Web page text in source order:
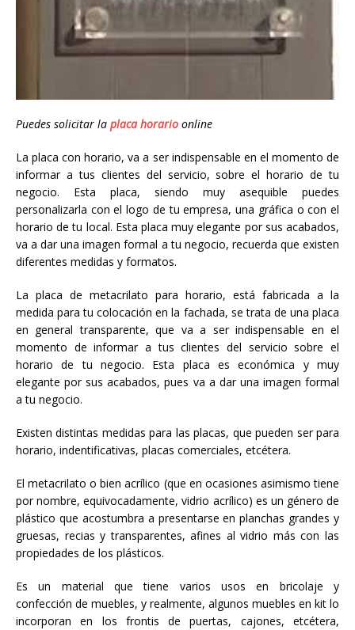
Puedes solicitar la placa horario online
La placa con horario, va a ser indispensable en el momento de
informar a tus clientes del servicio, sobre el horario de tu
negocio. Esta placa, siendo muy asequible puedes
personalizarla con el logo de tu empresa, una gráfica o con el
horario de tu local. Esta placa muy elegante por sus acabados,
va a dar una imagen formal a tu negocio, recuerda que existen
diferentes medidas y formatos.
La placa de metacrilato para horario, está fabricada a la
medida para tu colocación en la fachada, se trata de una placa
en general transparente, que va a ser indispensable en el
momento de informar a tus clientes del servicio sobre el
horario de tu negocio. Esta placa es económica y muy
elegante por sus acabados, pues va a dar una imagen formal
a tu negocio.
Existen distintas medidas para las placas, que pueden ser para
horario, indentificativas, placas comerciales, etcétera.
El metacrilato o bien acrílico (que en ocasiones asimismo tiene
por nombre, equivocadamente, vidrio acrílico) es un género de
plástico que acostumbra a presentarse en planchas grandes y
gruesas, recias y transparentes, afines al vidrio más con las
propiedades de los plásticos.
Es un material que tiene varios usos en bricolaje y
confección de muebles, y realmente, algunos muebles en kit lo
incorporan en los frontis de puertas, cajones, etcétera,